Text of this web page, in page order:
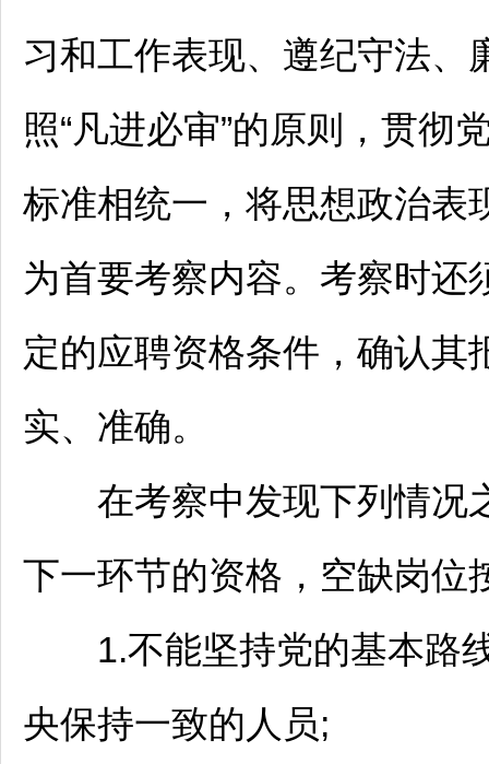
习和工作表现、遵纪守法、
照“凡进必审”的原则，贯彻
标准相统一，将思想政治表
为首要考察内容。考察时还
定的应聘资格条件，确认其
实、准确。
在考察中发现下列情况
下一环节的资格，空缺岗位
1.不能坚持党的基本路线
央保持一致的人员;